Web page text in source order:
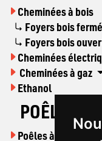
Cheminées à bois
Foyers bois
Foyers bois
Cheminées
Cheminées à gaz
Ethanol
POÊLES
Poêles à bois